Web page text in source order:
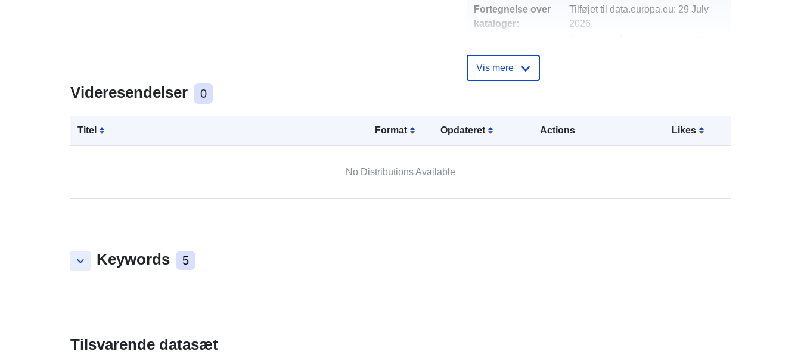
Videresendelser 0
Titel Format Opdateret Actions Likes
No Distributions Available
keyboard_arrow_down Keywords 5
Fortegnelse over
kataloger:
Tilføjet til data.europa.eu: 29 July
2026
Vis mere
Tilsvarende datasæt